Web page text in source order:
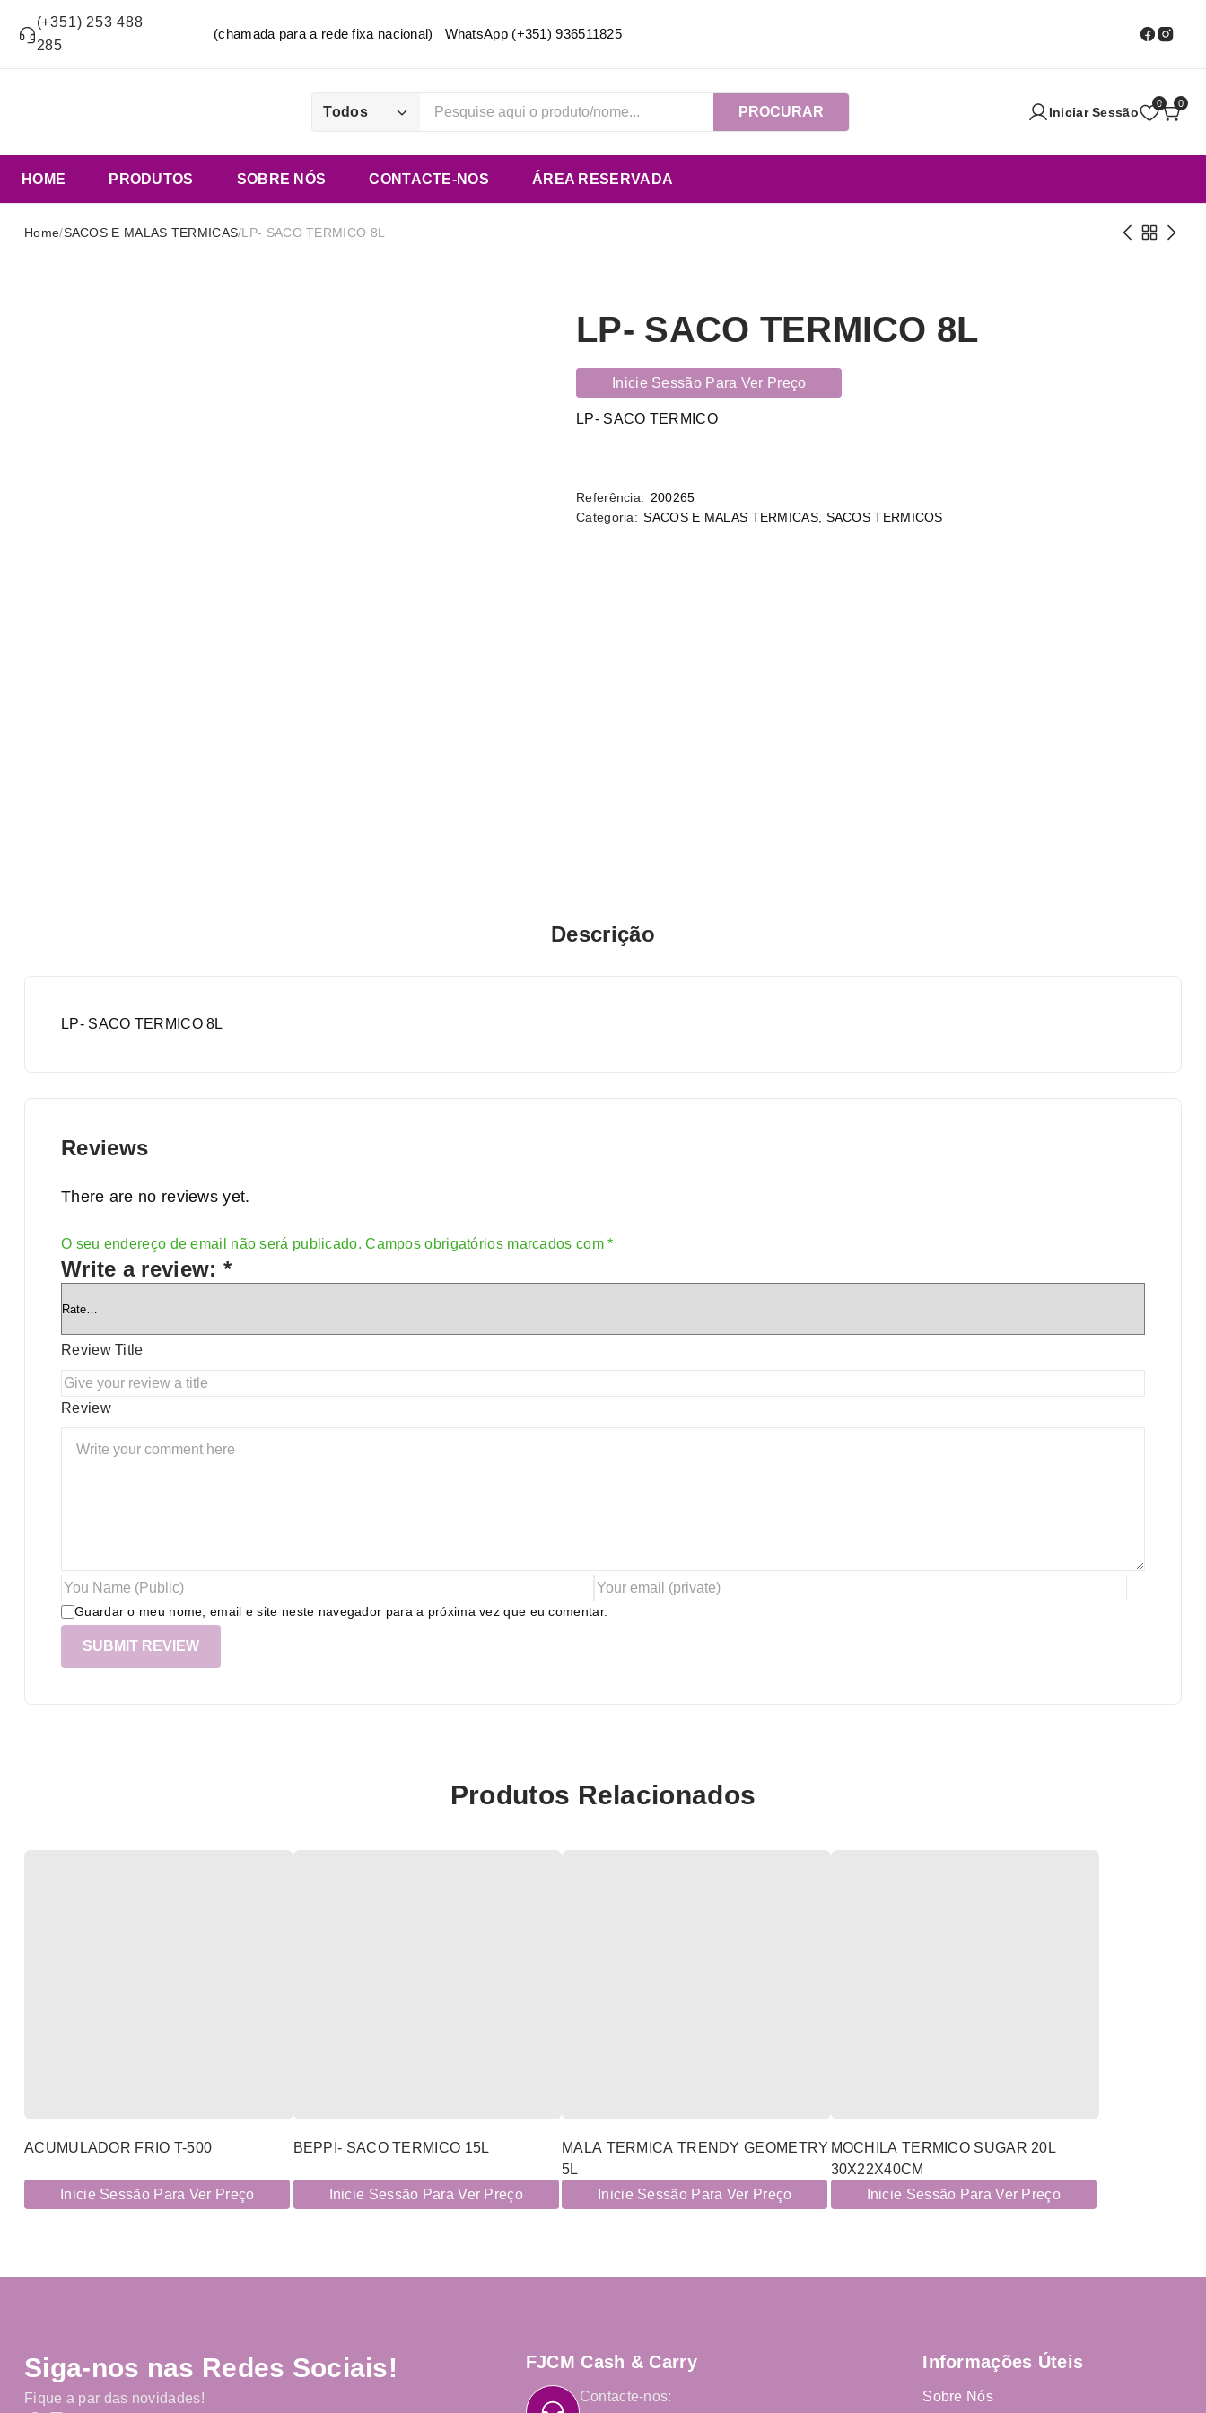
(+351) 253 488
285
(chamada para a rede fixa nacional) WhatsApp (+351) 936511825
Todos PROCURAR Iniciar Sessão
0 0
HOME PRODUTOS SOBRE NÓS CONTACTE-NOS ÁREA RESERVADA
Home/SACOS E MALAS TERMICAS/LP- SACO TERMICO 8L
LP- SACO TERMICO 8L
Inicie Sessão Para Ver Preço
LP- SACO TERMICO
Referência: 200265
Categoria: SACOS E MALAS TERMICAS, SACOS TERMICOS
Descrição
LP- SACO TERMICO 8L
Reviews
There are no reviews yet.
O seu endereço de email não será publicado. Campos obrigatórios marcados com*
Write a review: *
Review Title
Review
Guardar o meu nome, email e site neste navegador para a próxima vez que eu comentar.
Alternative:
Produtos Relacionados
ACUMULADOR FRIO T-500
Inicie Sessão Para Ver Preço
BEPPI- SACO TERMICO 15L
Inicie Sessão Para Ver Preço
MALA TERMICA TRENDY GEOMETRY
5L
Inicie Sessão Para Ver Preço
MOCHILA TERMICO SUGAR 20L
30X22X40CM
Inicie Sessão Para Ver Preço
Siga-nos nas Redes Sociais!
Fique a par das novidades!
FJCM Cash & Carry
Contacte-nos:
Informações Úteis
Sobre Nós